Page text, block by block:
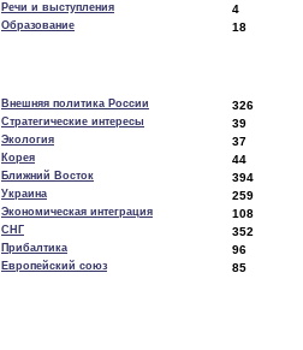
Речи и выступления 4
Образование 18
Внешняя политика России 326
Стратегические интересы 39
Экология 37
Корея 44
Ближний Восток 394
Украина 259
Экономическая интеграция 108
СНГ 352
Прибалтика 96
Европейский союз 85